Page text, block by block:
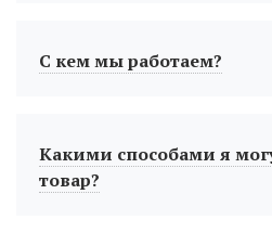
С кем мы работаем?
Какими способами я
товар?